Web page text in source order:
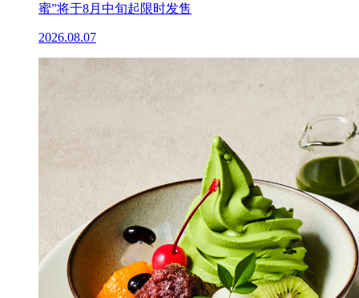
蜜”将于8月中旬起限时发售
2026.08.07